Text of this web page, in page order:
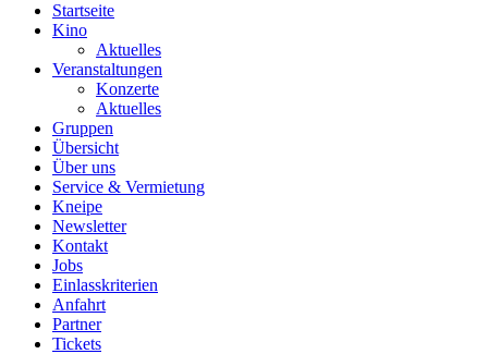
Startseite
Kino
Aktuelles
Veranstaltungen
Konzerte
Aktuelles
Gruppen
Übersicht
Über uns
Service & Vermietung
Kneipe
Newsletter
Kontakt
Jobs
Einlasskriterien
Anfahrt
Partner
Tickets